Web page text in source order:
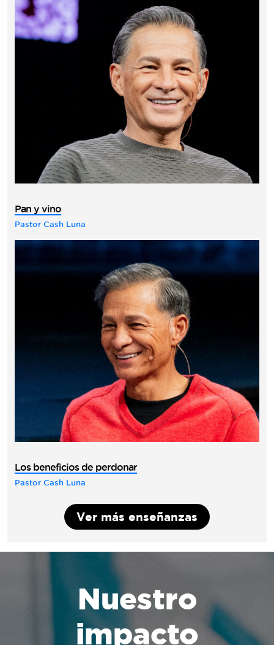
Pan y vino
Pastor Cash Luna
Los beneficios de perdonar
Pastor Cash Luna
Ver más enseñanzas
Nuestro
impacto